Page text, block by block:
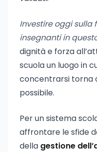
Investire oggi sulla
insegnanti in
dignità e forza
scuola un luogo in
concentrarsi torna
possibile.
Per un sistema
affrontare le sfide
della gestione